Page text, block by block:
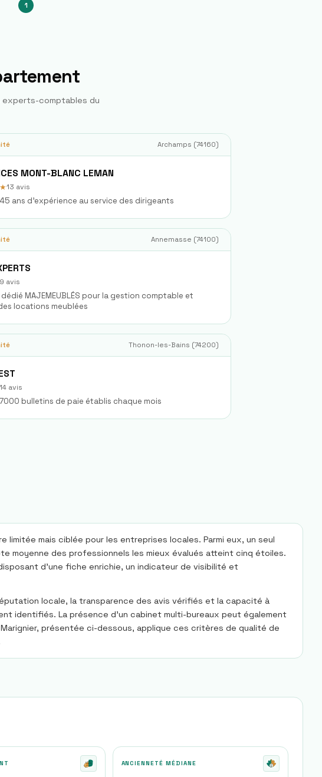
1
comptables du
Archamps (74160)
MONT-BLANC LEMAN
13 avis
45 ans d'expérience au service des dirigeants
Annemasse (74100)
9 avis
MAJEMEUBLÉS pour la gestion comptable et
locations meublées
Thonon-les-Bains (74200)
14 avis
bulletins de paie établis chaque mois
mais ciblée pour les entreprises locales. Parmi eux, un seul
moyenne des professionnels les mieux évalués atteint cinq étoiles.
d’une fiche enrichie, un indicateur de visibilité et
locale, la transparence des avis vérifiés et la capacité à
identifiés. La présence d’un cabinet multi-bureaux peut également
présentée ci-dessous, applique ces critères de qualité de
ANCIENNETÉ MÉDIANE